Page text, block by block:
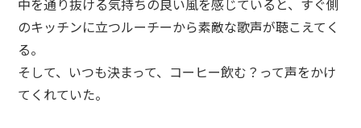
中を通り抜ける気持ちの良い風を感じていると、すぐ側
のキッチンに立つルーチーから素敵な歌声が聴こえてく
る。
そして、いつも決まって、コーヒー飲む？って声をかけ
てくれていた。